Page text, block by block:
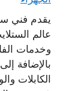
يقدم فني
عالم
وخدمات
بالإضافة
الكابلات